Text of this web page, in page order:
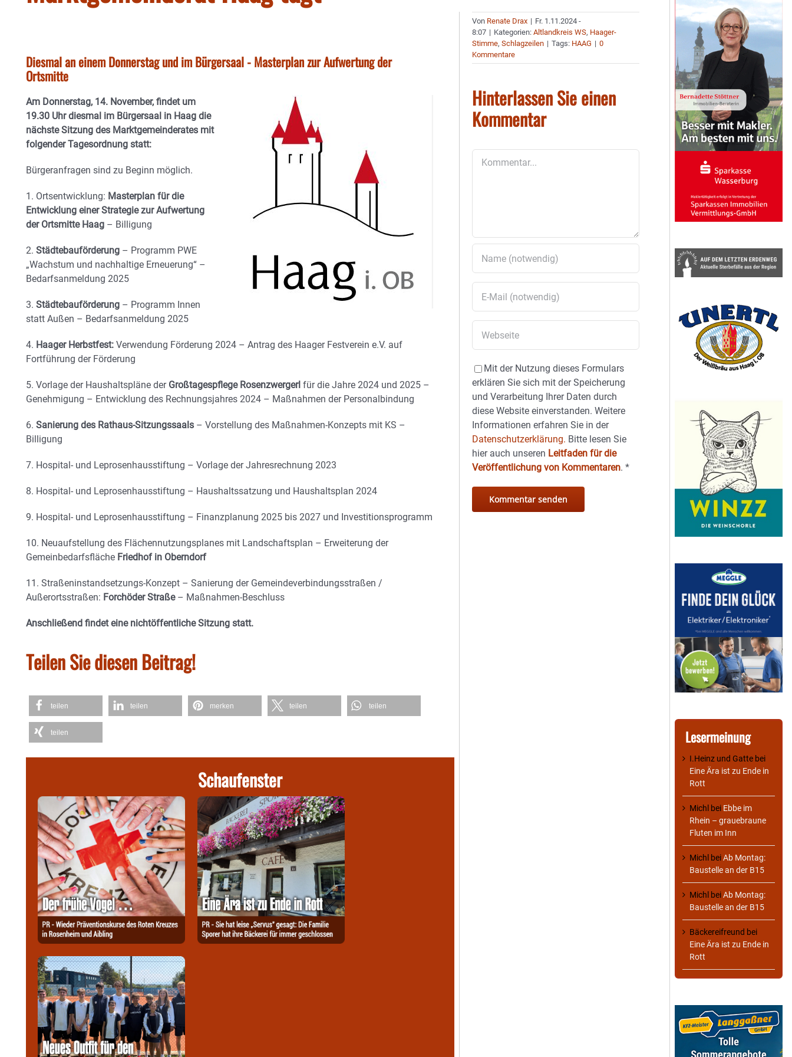
Diesmal an einem Donnerstag und im Bürgersaal - Masterplan zur Aufwertung der
Ortsmitte
Am Donnerstag, 14. November, findet um
19.30 Uhr diesmal im Bürgersaal in Haag die
nächste Sitzung des Marktgemeinderates mit
folgender Tagesordnung statt:
Bürgeranfragen sind zu Beginn möglich.
1. Ortsentwicklung: Masterplan für die
Entwicklung einer Strategie zur Aufwertung
der Ortsmitte Haag – Billigung
2. Städtebauförderung – Programm PWE
„Wachstum und nachhaltige Erneuerung“ –
Bedarfsanmeldung 2025
3. Städtebauförderung – Programm Innen
statt Außen – Bedarfsanmeldung 2025
4. Haager Herbstfest: Verwendung Förderung 2024 – Antrag des Haager Festverein e.V. auf
Fortführung der Förderung
5. Vorlage der Haushaltspläne der Großtagespflege Rosenzwergerl für die Jahre 2024 und 2025 –
Genehmigung – Entwicklung des Rechnungsjahres 2024 – Maßnahmen der Personalbindung
6. Sanierung des Rathaus-Sitzungssaals – Vorstellung des Maßnahmen-Konzepts mit KS –
Billigung
7. Hospital- und Leprosenhausstiftung – Vorlage der Jahresrechnung 2023
8. Hospital- und Leprosenhausstiftung – Haushaltssatzung und Haushaltsplan 2024
9. Hospital- und Leprosenhausstiftung – Finanzplanung 2025 bis 2027 und Investitionsprogramm
10. Neuaufstellung des Flächennutzungsplanes mit Landschaftsplan – Erweiterung der
Gemeinbedarfsfläche Friedhof in Oberndorf
11. Straßeninstandsetzungs-Konzept – Sanierung der Gemeindeverbindungsstraßen /
Außerortsstraßen: Forchöder Straße– Maßnahmen-Beschluss
Anschließend findet eine nichtöffentliche Sitzung statt.
Teilen Sie diesen Beitrag!
teilen teilen merken teilen teilen
teilen
Schaufenster
Von Renate Drax | Fr. 1.11.2024 -
8:07 | Kategorien:Altlandkreis WS, Haager-
Stimme,Schlagzeilen | Tags: HAAG | 0
Kommentare
Hinterlassen Sie einen
Kommentar
Mit der Nutzung dieses Formulars
erklären Sie sich mit der Speicherung
und Verarbeitung Ihrer Daten durch
diese Website einverstanden. Weitere
Informationen erfahren Sie in der
Datenschutzerklärung. Bitte lesen Sie
hier auch unseren Leitfaden für die
Veröffentlichung von Kommentaren.*
Lesermeinung
I.Heinz und Gatte bei
Eine Ära ist zu Ende in
Rott
Michl bei Ebbe im
Rhein – grauebraune
Fluten im Inn
Michl beiAb Montag:
Baustelle an der B15
Michl beiAb Montag:
Baustelle an der B15
Bäckereifreund bei
Eine Ära ist zu Ende in
Rott